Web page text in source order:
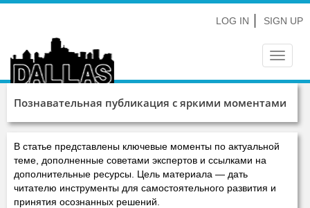
LOG IN SIGN UP
Toggle
Познавательная публикация с яркими моментами
В статье представлены ключевые моменты по актуальной
теме, дополненные советами экспертов и ссылками на
дополнительные ресурсы. Цель материала — дать
читателю инструменты для самостоятельного развития и
принятия осознанных решений.